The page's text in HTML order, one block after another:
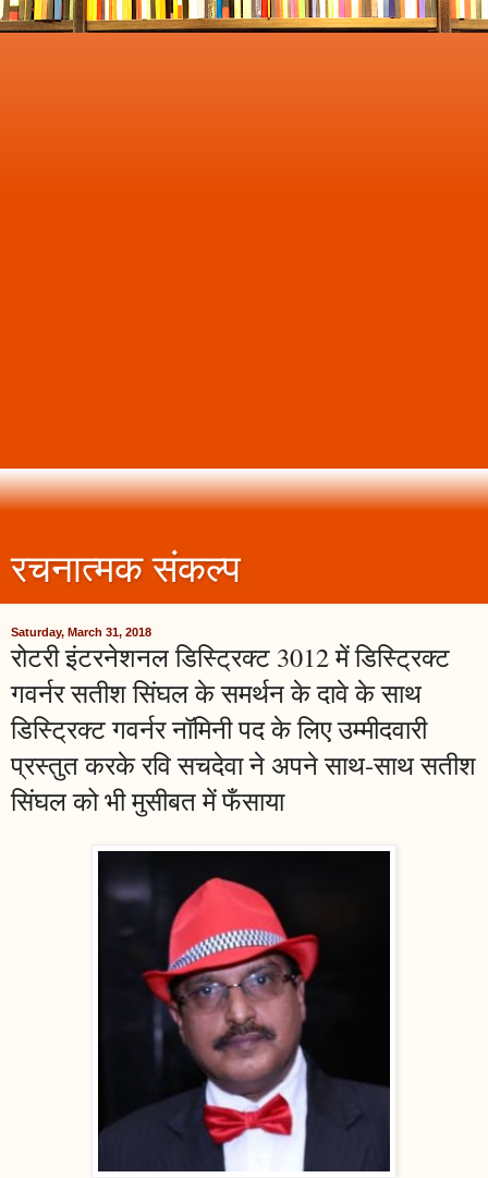
रचनात्मक संकल्प
Saturday, March 31, 2018
रोटरी इंटरनेशनल डिस्ट्रिक्ट 3012 में डिस्ट्रिक्ट
गवर्नर सतीश सिंघल के समर्थन के दावे के साथ
डिस्ट्रिक्ट गवर्नर नॉमिनी पद के लिए उम्मीदवारी
प्रस्तुत करके रवि सचदेवा ने अपने साथ-साथ सतीश
सिंघल को भी मुसीबत में फँसाया